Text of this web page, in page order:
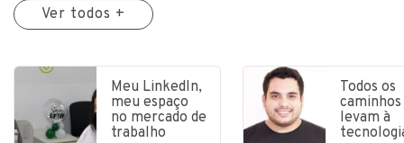
Ver todos +
Meu LinkedIn,
meu espaço
no mercado de
trabalho
Todos os
caminhos
levam à